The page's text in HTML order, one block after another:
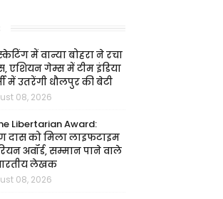
में वान्या बोहरा ने रचा
एशियन गेम्स में टीम इंडिया
में उतरेंगी धौलपुर की बेटी
08, 2026
Libertarian Award:
दास को मिला लाइफटाइम
अवॉर्ड, सम्मान पाने वाले
लेखक
08, 2026